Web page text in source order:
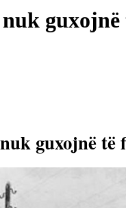
guxojnë
guxojnë të